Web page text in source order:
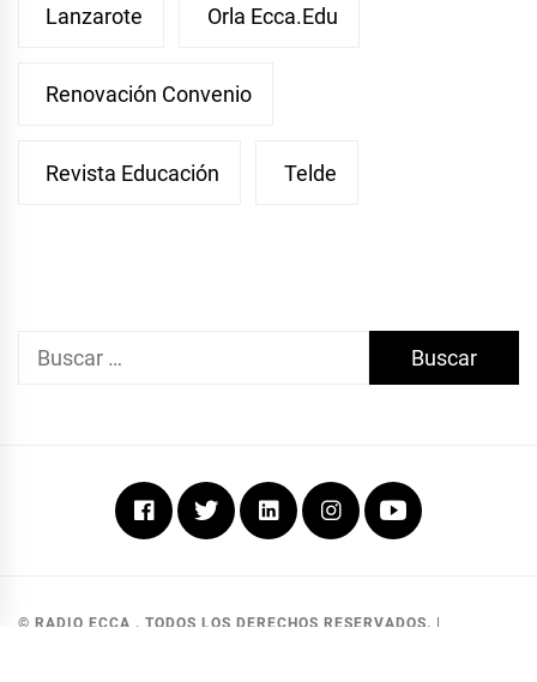
Lanzarote Orla Ecca.edu
Renovación Convenio
Revista Educación Telde
Buscar:
FacebookTwitterLinkedinInstagramYoutube
© RADIO ECCA . TODOS LOS DERECHOS RESERVADOS. |